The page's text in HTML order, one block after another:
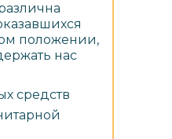
положении,
нас
средств